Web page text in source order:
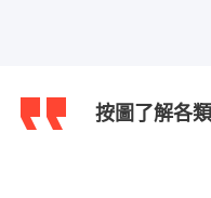
按圖了解各